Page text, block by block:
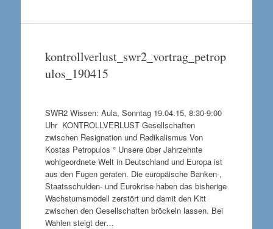
kontrollverlust_swr2_vortrag_petrop
ulos_190415
SWR2 Wissen: Aula, Sonntag 19.04.15, 8:30-9:00
Uhr KONTROLLVERLUST Gesellschaften
zwischen Resignation und Radikalismus Von
Kostas Petropulos ° Unsere über Jahrzehnte
wohlgeordnete Welt in Deutschland und Europa ist
aus den Fugen geraten. Die europäische Banken-,
Staatsschulden- und Eurokrise haben das bisherige
Wachstumsmodell zerstört und damit den Kitt
zwischen den Gesellschaften bröckeln lassen. Bei
Wahlen steigt der…